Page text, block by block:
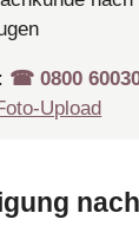
☎︎ 0800
Upload
nach